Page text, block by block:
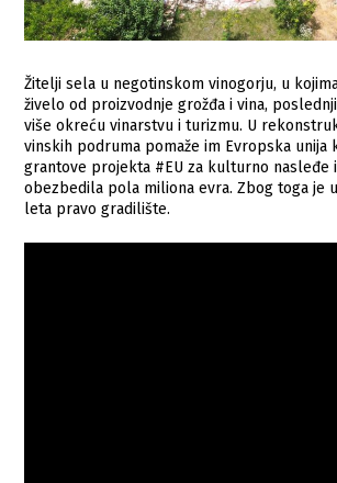
Žitelji sela u negotinskom vinogorju, u
živelo od proizvodnje grožđa i vina,
više okreću vinarstvu i turizmu. U
vinskih podruma pomaže im Evropska unija
grantove projekta #EU za kulturno nasleđe
obezbedila pola miliona evra. Zbog toga je
leta pravo gradilište.